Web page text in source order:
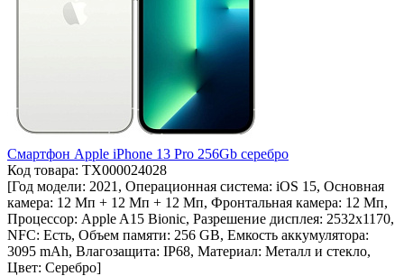
Смартфон Apple iPhone 13 Pro 256Gb серебро
Код товара: ТХ000024028
[Год модели: 2021, Операционная система: iOS 15, Основная
камера: 12 Мп + 12 Мп + 12 Мп, Фронтальная камера: 12 Мп,
Процессор: Apple A15 Bionic, Разрешение дисплея: 2532х1170,
NFC: Есть, Объем памяти: 256 GB, Емкость аккумулятора:
3095 mAh, Влагозащита: IP68, Материал: Металл и стекло,
Цвет: Серебро]